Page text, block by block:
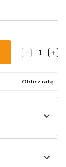
1
Oblicz ratę